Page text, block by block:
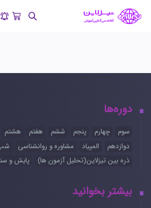
دوره‌ها
سوم چهارم پنجم ششم هفتم هشتم
دوازدهم
المپیاد مشاوره و روانشناسی
ذره بین تیزلاین(تحلیل آزمون ها)
پایش و
بیشتر بخوانید